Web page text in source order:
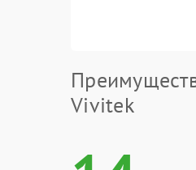
Vivitek